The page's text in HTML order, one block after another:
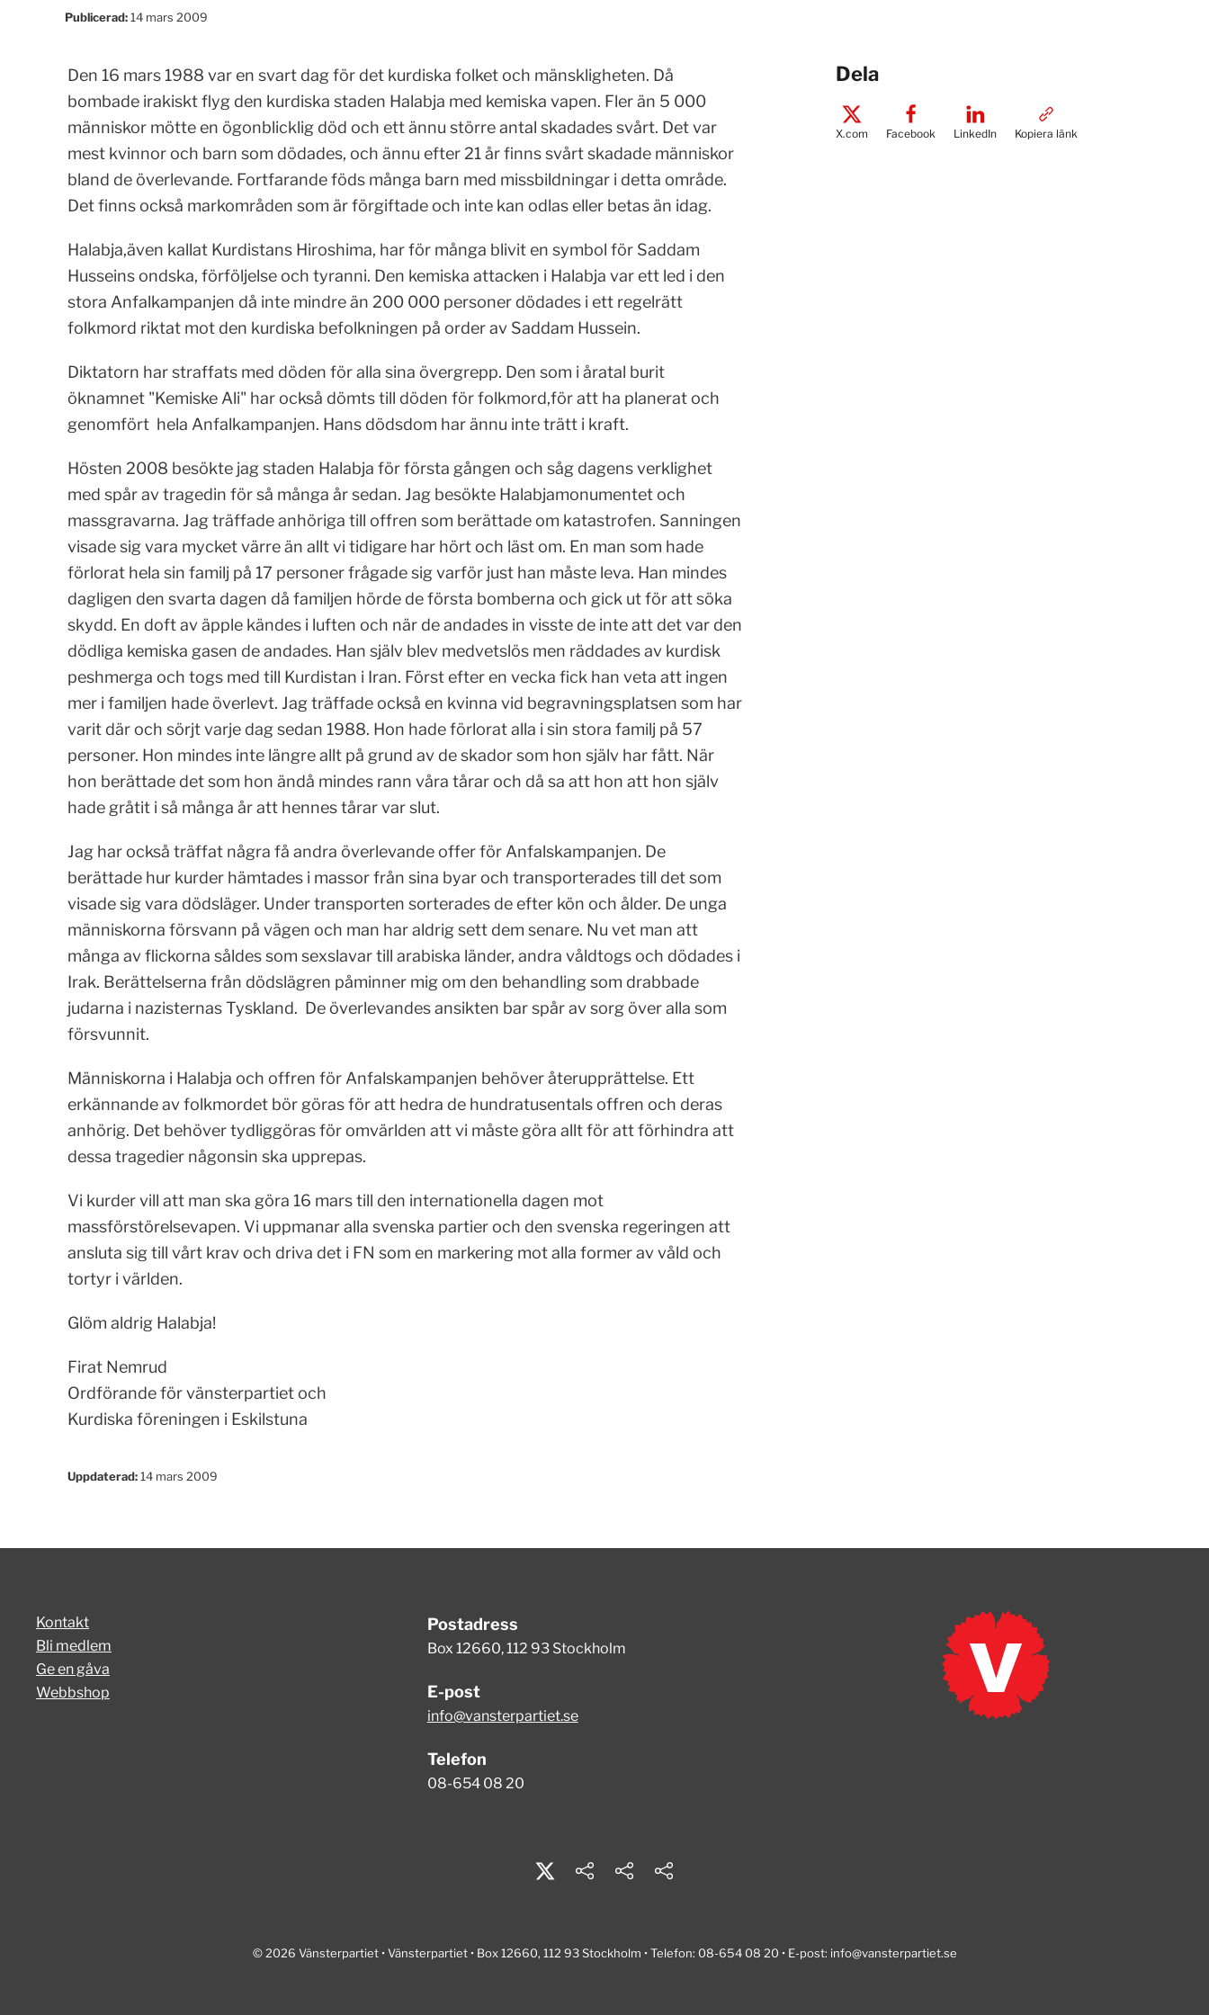
Publicerad:14 mars 2009
Den 16 mars 1988 var en svart dag för det kurdiska folket och mänskligheten. Då
bombade irakiskt flyg den kurdiska staden Halabja med kemiska vapen. Fler än 5 000
människor mötte en ögonblicklig död och ett ännu större antal skadades svårt. Det var
mest kvinnor och barn som dödades, och ännu efter 21 år finns svårt skadade människor
bland de överlevande. Fortfarande föds många barn med missbildningar i detta område.
Det finns också markområden som är förgiftade och inte kan odlas eller betas än idag.
Halabja,även kallat Kurdistans Hiroshima, har för många blivit en symbol för Saddam
Husseins ondska, förföljelse och tyranni. Den kemiska attacken i Halabja var ett led i den
stora Anfalkampanjen då inte mindre än 200 000 personer dödades i ett regelrätt
folkmord riktat mot den kurdiska befolkningen på order av Saddam Hussein.
Diktatorn har straffats med döden för alla sina övergrepp. Den som i åratal burit
öknamnet "Kemiske Ali" har också dömts till döden för folkmord,för att ha planerat och
genomfört hela Anfalkampanjen. Hans dödsdom har ännu inte trätt i kraft.
Hösten 2008 besökte jag staden Halabja för första gången och såg dagens verklighet
med spår av tragedin för så många år sedan. Jag besökte Halabjamonumentet och
massgravarna. Jag träffade anhöriga till offren som berättade om katastrofen. Sanningen
visade sig vara mycket värre än allt vi tidigare har hört och läst om. En man som hade
förlorat hela sin familj på 17 personer frågade sig varför just han måste leva. Han mindes
dagligen den svarta dagen då familjen hörde de första bomberna och gick ut för att söka
skydd. En doft av äpple kändes i luften och när de andades in visste de inte att det var den
dödliga kemiska gasen de andades. Han själv blev medvetslös men räddades av kurdisk
peshmerga och togs med till Kurdistan i Iran. Först efter en vecka fick han veta att ingen
mer i familjen hade överlevt. Jag träffade också en kvinna vid begravningsplatsen som har
varit där och sörjt varje dag sedan 1988. Hon hade förlorat alla i sin stora familj på 57
personer. Hon mindes inte längre allt på grund av de skador som hon själv har fått. När
hon berättade det som hon ändå mindes rann våra tårar och då sa att hon att hon själv
hade gråtit i så många år att hennes tårar var slut.
Jag har också träffat några få andra överlevande offer för Anfalskampanjen. De
berättade hur kurder hämtades i massor från sina byar och transporterades till det som
visade sig vara dödsläger. Under transporten sorterades de efter kön och ålder. De unga
människorna försvann på vägen och man har aldrig sett dem senare. Nu vet man att
många av flickorna såldes som sexslavar till arabiska länder, andra våldtogs och dödades i
Irak. Berättelserna från dödslägren påminner mig om den behandling som drabbade
judarna i nazisternas Tyskland. De överlevandes ansikten bar spår av sorg över alla som
försvunnit.
Människorna i Halabja och offren för Anfalskampanjen behöver återupprättelse. Ett
erkännande av folkmordet bör göras för att hedra de hundratusentals offren och deras
anhörig. Det behöver tydliggöras för omvärlden att vi måste göra allt för att förhindra att
dessa tragedier någonsin ska upprepas.
Vi kurder vill att man ska göra 16 mars till den internationella dagen mot
massförstörelsevapen. Vi uppmanar alla svenska partier och den svenska regeringen att
ansluta sig till vårt krav och driva det i FN som en markering mot alla former av våld och
tortyr i världen.
Glöm aldrig Halabja!
Firat Nemrud
Ordförande för vänsterpartiet och
Kurdiska föreningen i Eskilstuna
Uppdaterad:14 mars 2009
Dela
X.com Facebook LinkedIn Kopiera länk
Kontakt
Bli medlem
Ge en gåva
Webbshop
Postadress
Box 12660, 112 93 Stockholm
E-post
info@vansterpartiet.se
Telefon
08-654 08 20
© 2026 Vänsterpartiet • Vänsterpartiet • Box 12660, 112 93 Stockholm • Telefon: 08-654 08 20 • E-post: info@vansterpartiet.se